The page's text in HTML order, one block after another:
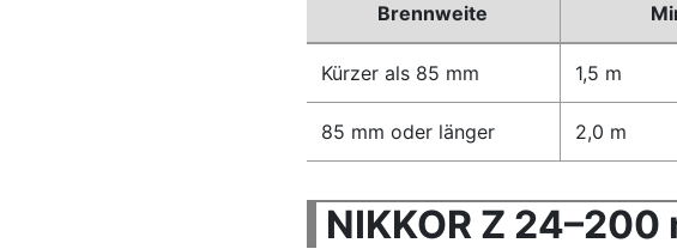
Brennweite
Kürzer als 85 mm 1,5 m
85 mm oder länger 2,0 m
NIKKOR Z 24–200